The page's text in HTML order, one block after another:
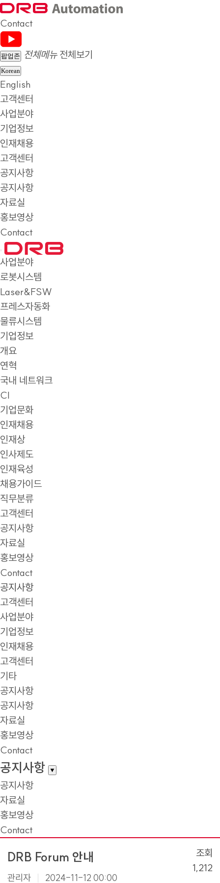
Contact
팝업존 전체메뉴 전체보기
Korean
English
고객센터
사업분야
기업정보
인재채용
고객센터
공지사항
공지사항
자료실
홍보영상
Contact
사업분야
로봇시스템
Laser&FSW
프레스자동화
물류시스템
기업정보
개요
연혁
국내 네트워크
CI
기업문화
인재채용
인재상
인사제도
인재육성
채용가이드
직무분류
고객센터
공지사항
자료실
홍보영상
Contact
공지사항
고객센터
사업분야
기업정보
인재채용
고객센터
기타
공지사항
공지사항
자료실
홍보영상
Contact
공지사항 ▼
공지사항
자료실
홍보영상
Contact
DRB Forum 안내
조회
1,212
관리자 2024-11-12 00:00